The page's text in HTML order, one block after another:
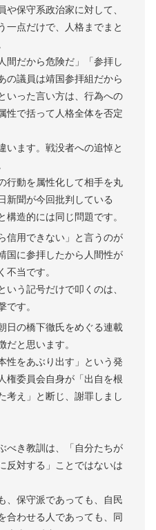
保守系政治家に対して、
一点だけで、人格までまと
間だから危険だ」「参拝し
の議員は靖国参拝組だから
いった言い方は、行為への
性で括って人格全体を否定
います。戦没者への追悼と
行動を属性化して相手を丸
新聞が今回批判している
構造的には同じ問題です。
信用できない」と言うのが
国に参拝したから人間性が
不当です。
いう記号だけで叩くのは、
です。
日の橋下徹氏をめぐる連載
だと思います。
性をあぶり出す」という発
権委員会自身が「出自を根
考え」と断じ、謝罪しまし
べき教訓は、「自分たちが
反対する」ことではないは
、保守派であっても、自民
合わせる人であっても、同